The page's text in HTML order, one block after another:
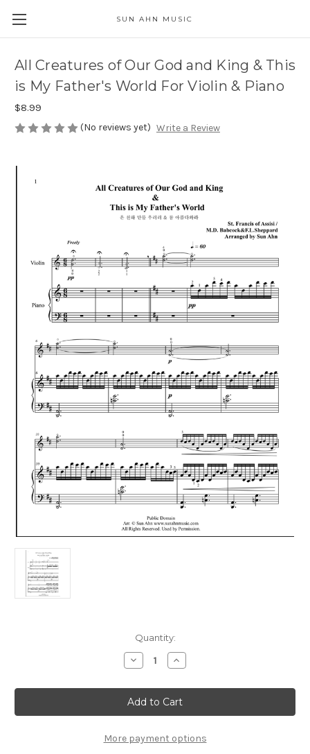
SUN AHN MUSIC
All Creatures of Our God and King & This
is My Father's World For Violin & Piano
$8.99
(No reviews yet) Write a Review
Quantity:
Decrease
Quantity
All
Creatures
of
Our
and
King
Increase
Quantity
All
Creatures
of
Our
and
King
More payment options